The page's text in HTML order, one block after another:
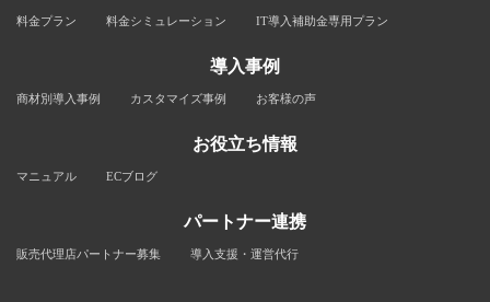
料金プラン 料金シミュレーション IT導入補助金専用プラン
導入事例
商材別導入事例 カスタマイズ事例 お客様の声
お役立ち情報
マニュアル ECブログ
パートナー連携
販売代理店パートナー募集 導入支援・運営代行